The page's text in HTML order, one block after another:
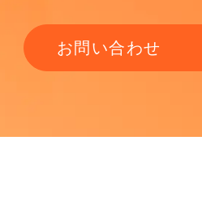
お問い合わせ